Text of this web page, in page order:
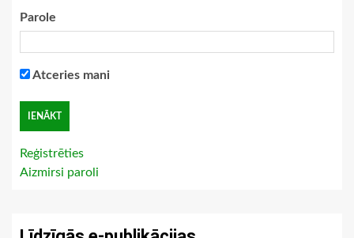
Parole
Atceries mani
Reģistrēties
Aizmirsi paroli